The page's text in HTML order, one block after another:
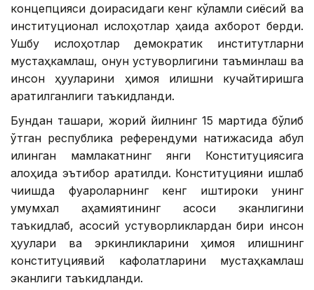
концепцияси доирасидаги кенг кўламли сиёсий ва
институционал ислоҳотлар ҳақида ахборот берди.
Ушбу ислоҳотлар демократик институтларни
мустаҳкамлаш, қонун устуворлигини таъминлаш ва
инсон ҳуқуқларини ҳимоя қилишни кучайтиришга
қаратилганлиги таъкидланди.
Бундан ташқари, жорий йилнинг 15 мартида бўлиб
ўтган республика референдуми натижасида қабул
қилинган мамлакатнинг янги Конституциясига
алоҳида эътибор қаратилди. Конституцияни ишлаб
чиқишда фуқароларнинг кенг иштироки унинг
умумхалқ аҳамиятининг асоси эканлигини
таъкидлаб, асосий устуворликлардан бири инсон
ҳуқуқлари ва эркинликларини ҳимоя қилишнинг
конституциявий кафолатларини мустаҳкамлаш
эканлиги таъкидланди.